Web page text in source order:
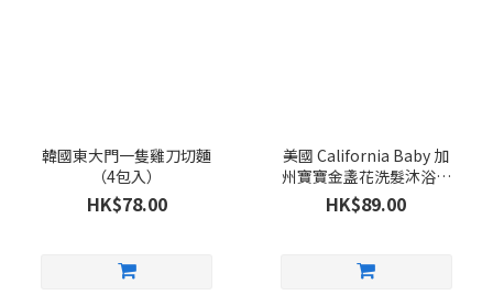
韓國東大門一隻雞刀切麵
（4包入）
HK$78.00
美國 California Baby 加
州寶寶金盞花洗髮沐浴露
251ml
HK$89.00